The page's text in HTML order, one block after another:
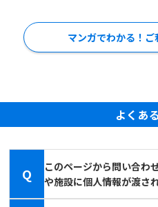
マンガでわかる！
よくあ
Q
このページから問い合わ
や施設に個人情報が渡さ